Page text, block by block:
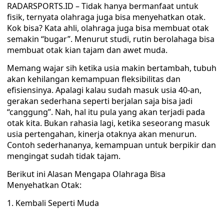
RADARSPORTS.ID – Tidak hanya bermanfaat untuk
fisik, ternyata olahraga juga bisa menyehatkan otak.
Kok bisa? Kata ahli, olahraga juga bisa membuat otak
semakin “bugar”. Menurut studi, rutin berolahaga bisa
membuat otak kian tajam dan awet muda.
Memang wajar sih ketika usia makin bertambah, tubuh
akan kehilangan kemampuan fleksibilitas dan
efisiensinya. Apalagi kalau sudah masuk usia 40-an,
gerakan sederhana seperti berjalan saja bisa jadi
“canggung”. Nah, hal itu pula yang akan terjadi pada
otak kita. Bukan rahasia lagi, ketika seseorang masuk
usia pertengahan, kinerja otaknya akan menurun.
Contoh sederhananya, kemampuan untuk berpikir dan
mengingat sudah tidak tajam.
Berikut ini Alasan Mengapa Olahraga Bisa
Menyehatkan Otak:
Kembali Seperti Muda